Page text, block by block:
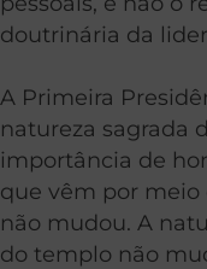
doutrinária da
A Primeira
natureza sagrada
importância de
que vêm por meio
não mudou. A
do templo não